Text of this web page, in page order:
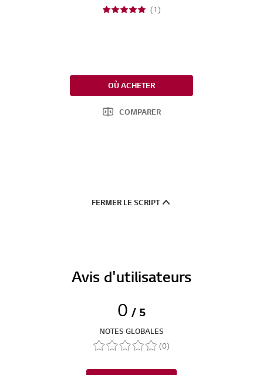
(1)
OÙ ACHETER
COMPARER
FERMER LE SCRIPT
Avis d'utilisateurs
0 / 5
NOTES GLOBALES
(0)